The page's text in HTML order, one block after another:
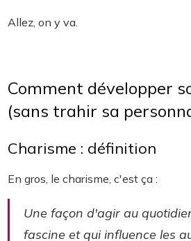
Allez, on y va.
Comment développer
(sans trahir sa
Charisme : définition
En gros, le charisme, c'est ça :
Une façon d'agir au
fascine et qui influence les